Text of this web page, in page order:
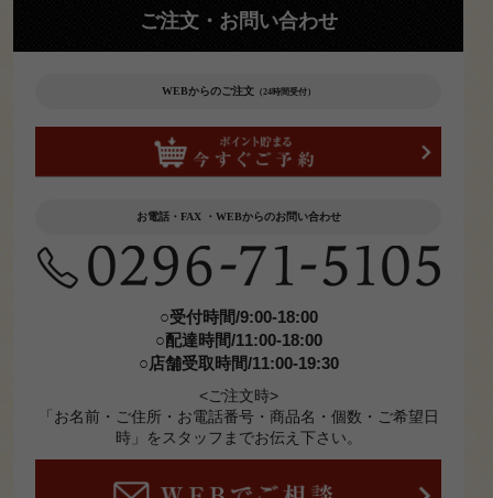
ページ
ご注文・お問い合わせ
WEBからのご注文（24時間受付）
お電話・FAX ・WEBからのお問い合わせ
○受付時間/9:00-18:00
○配達時間/11:00-18:00
○店舗受取時間/11:00-19:30
<ご注文時>
「お名前・ご住所・お電話番号・商品名・個数・ご希望日
時」をスタッフまでお伝え下さい。